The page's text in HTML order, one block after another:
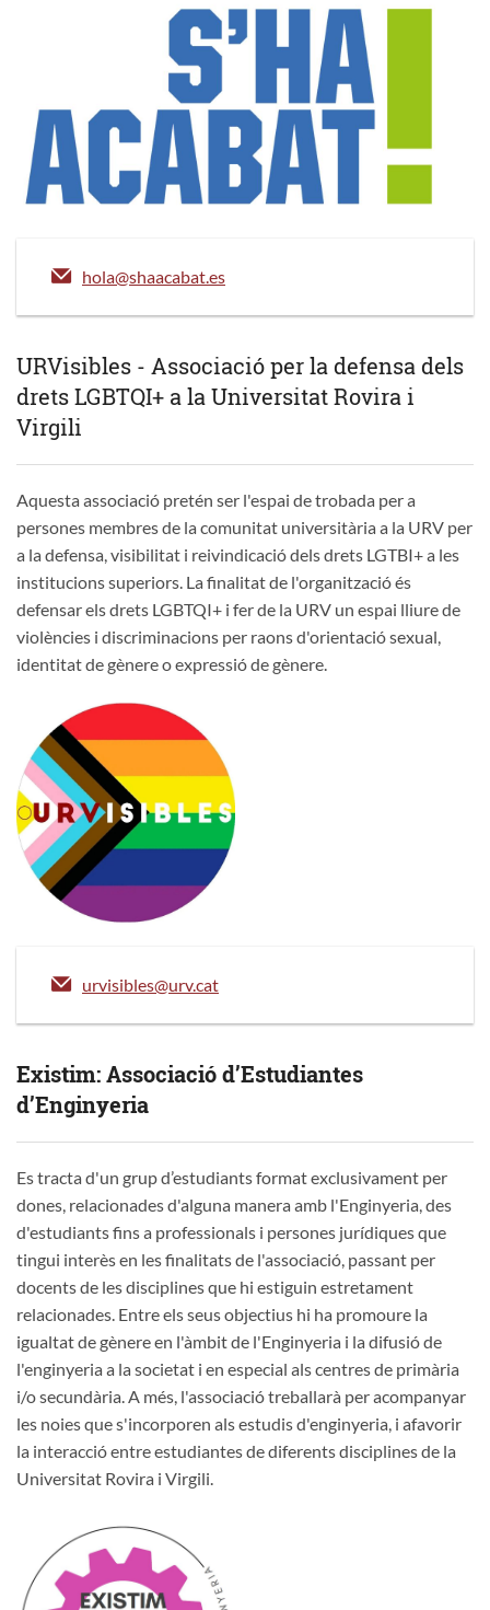
hola@shaacabat.es
URVisibles - Associació per la defensa dels
drets LGBTQI+ a la Universitat Rovira i
Virgili
Aquesta associació pretén ser l'espai de trobada per a
persones membres de la comunitat universitària a la URV per
a la defensa, visibilitat i reivindicació dels drets LGTBI+ a les
institucions superiors. La finalitat de l'organització és
defensar els drets LGBTQI+ i fer de la URV un espai lliure de
violències i discriminacions per raons d'orientació sexual,
identitat de gènere o expressió de gènere.
urvisibles@urv.cat
Existim: Associació d’Estudiantes
d’Enginyeria
Es tracta d'un grup d’estudiants format exclusivament per
dones, relacionades d'alguna manera amb l'Enginyeria, des
d'estudiants fins a professionals i persones jurídiques que
tingui interès en les finalitats de l'associació, passant per
docents de les disciplines que hi estiguin estretament
relacionades. Entre els seus objectius hi ha promoure la
igualtat de gènere en l'àmbit de l'Enginyeria i la difusió de
l'enginyeria a la societat i en especial als centres de primària
i/o secundària. A més, l'associació treballarà per acompanyar
les noies que s'incorporen als estudis d'enginyeria, i afavorir
la interacció entre estudiantes de diferents disciplines de la
Universitat Rovira i Virgili.